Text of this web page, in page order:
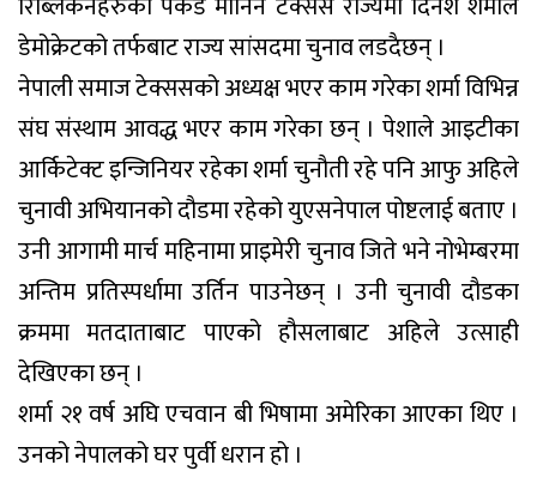
डेमोक्रेटको तर्फबाट राज्य सांसदमा चुनाव लडदैछन् ।
नेपाली समाज टेक्ससको अध्यक्ष भएर काम गरेका शर्मा विभिन्न
संघ संस्थाम आवद्ध भएर काम गरेका छन् । पेशाले आइटीका
आर्किटेक्ट इन्जिनियर रहेका शर्मा चुनौती रहे पनि आफु अहिले
चुनावी अभियानको दौडमा रहेको युएसनेपाल पोष्टलाई बताए ।
उनी आगामी मार्च महिनामा प्राइमेरी चुनाव जिते भने नोभेम्बरमा
अन्तिम प्रतिस्पर्धामा उर्तिन पाउनेछन् । उनी चुनावी दौडका
क्रममा मतदाताबाट पाएको हौसलाबाट अहिले उत्साही
देखिएका छन् ।
शर्मा २१ वर्ष अघि एचवान बी भिषामा अमेरिका आएका थिए ।
उनको नेपालको घर पुर्वी धरान हो ।